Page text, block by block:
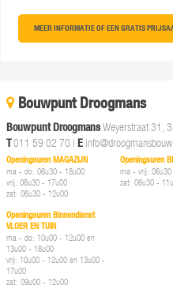
MEER INFORMATIE OF EEN GRATIS
Bouwpunt Droogmans
Bouwpunt DroogmansWeyerstraat 31,
T011 59 02 70 | E
Openingsuren MAGAZIJN
ma - do: 06u30 - 18u00
vrij: 06u30 - 17u00
zat: 06u30 - 12u00
Openingsuren
ma - vrij:
zat: 06u30 -
Openingsuren Binnendienst
VLOER EN TUIN
ma - do: 10u00 - 12u00 en
13u00 - 18u00
vrij: 10u00 - 12u00 en 13u00 -
17u00
zat: 09u00 - 12u00